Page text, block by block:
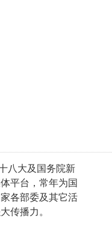
八大及国务院新
平台，常年为国
各部委及其它活
传播力。